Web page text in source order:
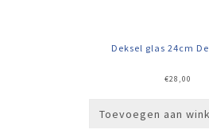
Deksel glas 24cm
€28,00
Toevoegen aan